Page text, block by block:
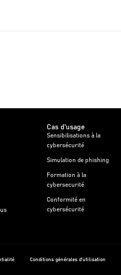
Cas d'usage
Sensibilisations à la
cybersécurité
Simulation de phishing
Formation à la
cybersecurité
Conformité en
cybersécurité
Conditions générales d’utilisation